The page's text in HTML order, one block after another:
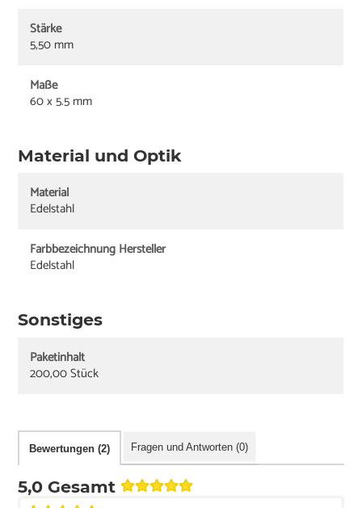
Stärke
5,50 mm
Maße
60 x 5.5 mm
Material und Optik
Material
Edelstahl
Farbbezeichnung Hersteller
Edelstahl
Sonstiges
Paketinhalt
200,00 Stück
Bewertungen (2) Fragen und Antworten (0)
5,0 Gesamt